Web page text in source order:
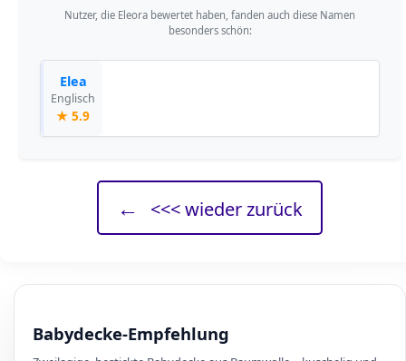
Nutzer, die Eleora bewertet haben, fanden auch diese Namen
besonders schön:
Elea
Englisch
★ 5.9
← <<< wieder zurück
Babydecke-Empfehlung